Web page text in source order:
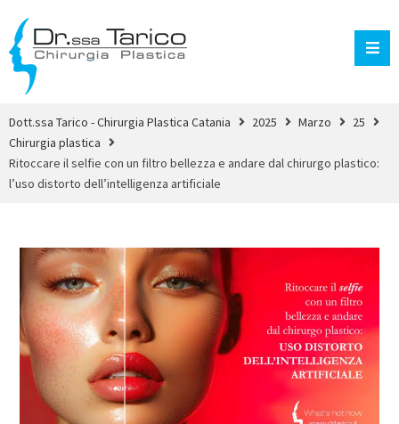
Dott.ssa Tarico - Chirurgia Plastica Catania 2025 Marzo
25
Chirurgia plastica
Ritoccare il selfie con un filtro bellezza e andare dal chirurgo plastico:
l’uso distorto dell’intelligenza artificiale